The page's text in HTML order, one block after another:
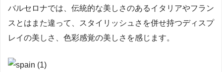
バルセロナでは、伝統的な美しさのあるイタリアやフラン
スとはまた違って、スタイリッシュさを併せ持つディスプ
レイの美しさ、色彩感覚の美しさを感じます。